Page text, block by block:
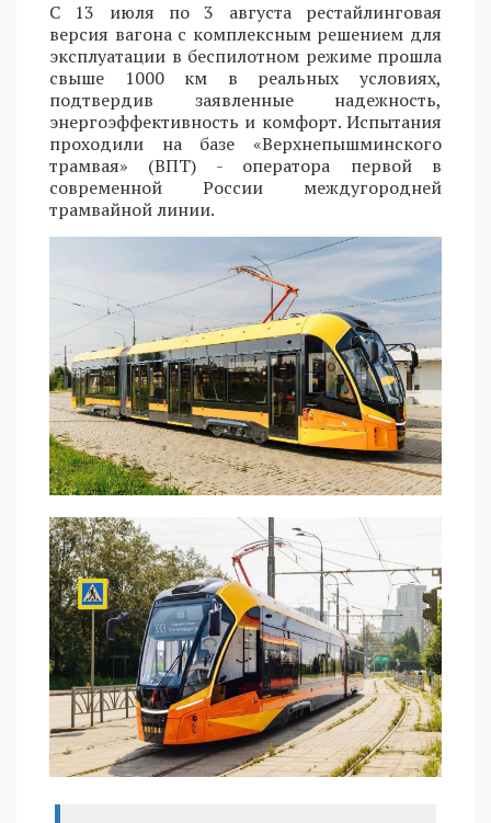
С 13 июля по 3 августа рестайлинговая
версия вагона с комплексным решением для
эксплуатации в беспилотном режиме прошла
свыше 1000 км в реальных условиях,
подтвердив заявленные надежность,
энергоэффективность и комфорт. Испытания
проходили на базе «Верхнепышминского
трамвая» (ВПТ) - оператора первой в
современной России междугородней
трамвайной линии.